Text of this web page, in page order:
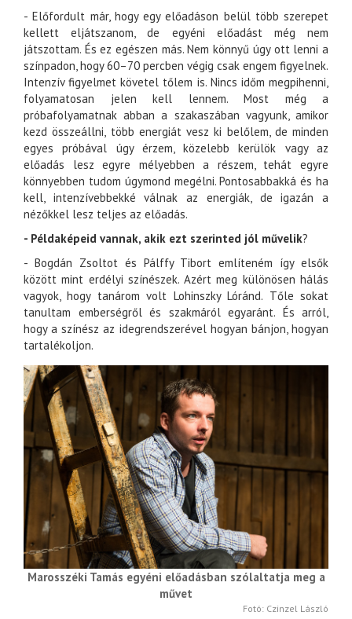
- Előfordult már, hogy egy előadáson belül több szerepet
kellett eljátszanom, de egyéni előadást még nem
játszottam. És ez egészen más. Nem könnyű úgy ott lenni a
színpadon, hogy 60–70 percben végig csak engem figyelnek.
Intenzív figyelmet követel tőlem is. Nincs időm megpihenni,
folyamatosan jelen kell lennem. Most még a
próbafolyamatnak abban a szakaszában vagyunk, amikor
kezd összeállni, több energiát vesz ki belőlem, de minden
egyes próbával úgy érzem, közelebb kerülök vagy az
előadás lesz egyre mélyebben a részem, tehát egyre
könnyebben tudom úgymond megélni. Pontosabbakká és ha
kell, intenzívebbekké válnak az energiák, de igazán a
nézőkkel lesz teljes az előadás.
- Példaképeid vannak, akik ezt szerinted jól művelik?
- Bogdán Zsoltot és Pálffy Tibort említeném így elsők
között mint erdélyi színészek. Azért meg különösen hálás
vagyok, hogy tanárom volt Lohinszky Lóránd. Tőle sokat
tanultam emberségről és szakmáról egyaránt. És arról,
hogy a színész az idegrendszerével hogyan bánjon, hogyan
tartalékoljon.
Marosszéki Tamás egyéni előadásban szólaltatja meg a
művet
Fotó: Czinzel László